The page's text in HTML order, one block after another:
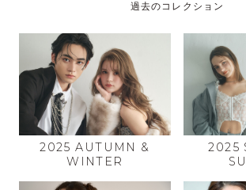
過去のコレクション
2025 AUTUMN &
WINTER
2025